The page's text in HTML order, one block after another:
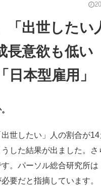
企業向けIT製品の総合サイト
「出世した
意欲も低い
日本型雇用」
世したい」人の割合が
した結果が出ました。
。パーソル総合研究所
要だと指摘しています。